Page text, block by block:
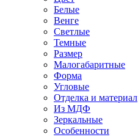
Белые
Венге
Светлые
Темные
Размер
Малогабаритные
Форма
Угловые
Отделка и материал
Из МДФ
Зеркальные
Особенности